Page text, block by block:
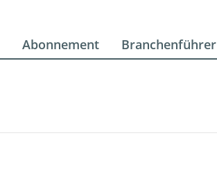
Abonnement Branchenführer